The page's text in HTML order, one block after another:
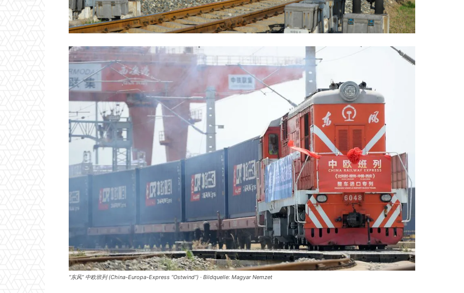
“东风” 中欧班列 (China-Europa-Express “Ostwind”) · Bildquelle: Magyar Nemzet